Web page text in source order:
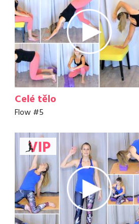
Celé tělo
Flow #5